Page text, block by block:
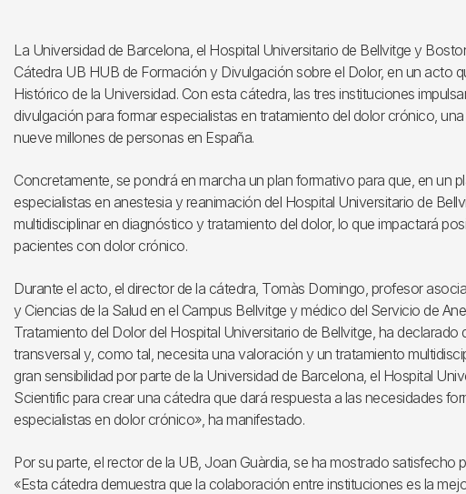
La Universidad de Barcelona, el Hospital Universitario de Bellvitge y
Cátedra UB HUB de Formación y Divulgación sobre el Dolor, en un acto
Histórico de la Universidad. Con esta cátedra, las tres instituciones
divulgación para formar especialistas en tratamiento del dolor crónico,
nueve millones de personas en España.
Concretamente, se pondrá en marcha un plan formativo para que, en un
especialistas en anestesia y reanimación del Hospital Universitario de
multidisciplinar en diagnóstico y tratamiento del dolor, lo que impactará
pacientes con dolor crónico.
Durante el acto, el director de la cátedra, Tomàs Domingo, profesor
y Ciencias de la Salud en el Campus Bellvitge y médico del Servicio de
Tratamiento del Dolor del Hospital Universitario de Bellvitge, ha
transversal y, como tal, necesita una valoración y un tratamiento
gran sensibilidad por parte de la Universidad de Barcelona, el Hospital
Scientific para crear una cátedra que dará respuesta a las necesidades
especialistas en dolor crónico», ha manifestado.
Por su parte, el rector de la UB, Joan Guàrdia, se ha mostrado satisfecho
«Esta cátedra demuestra que la colaboración entre instituciones es la